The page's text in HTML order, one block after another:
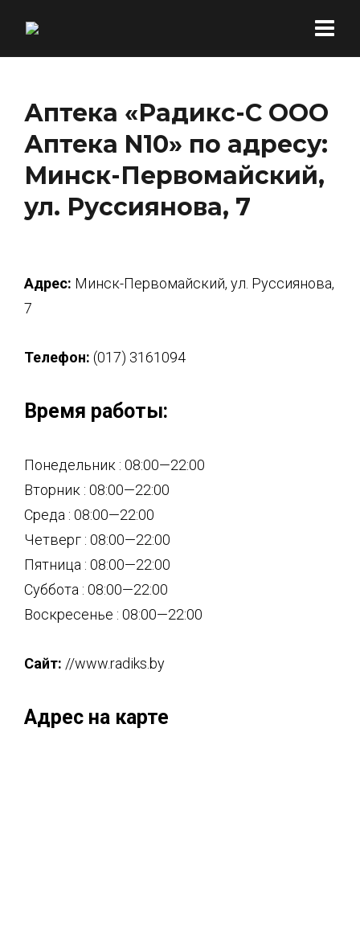
Аптека «Радикс-С ООО
Аптека N10» по адресу:
Минск-Первомайский,
ул. Руссиянова, 7
Адрес: Минск-Первомайский, ул. Руссиянова,
7
Телефон: (017) 3161094
Время работы:
Понедельник : 08:00—22:00
Вторник : 08:00—22:00
Среда : 08:00—22:00
Четверг : 08:00—22:00
Пятница : 08:00—22:00
Суббота : 08:00—22:00
Воскресенье : 08:00—22:00
Сайт: //www.radiks.by
Адрес на карте